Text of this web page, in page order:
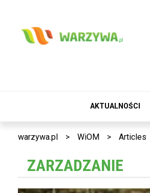
AKTUALNOŚCI
warzywa.pl > WiOM > Articles
ZARZADZANIE